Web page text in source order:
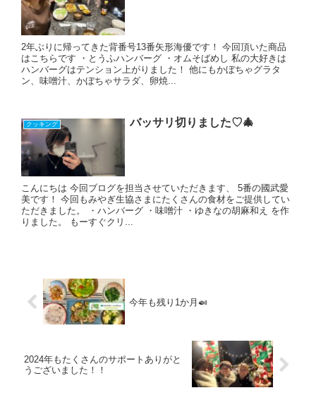
2年ぶりに帰ってきた背番号13番矢形海優です！ 今回頂いた商品
はこちらです ・とうふハンバーグ ・オムそばめし 私の大好きは
ハンバーグはテンション上がりました！ 他にもかぼちゃグラタ
ン、味噌汁、かぼちゃサラダ、卵焼...
クッキング バッサリ切りました♡🎄
こんにちは 今回ブログを担当させていただきます、 5番の國武愛
美です！ 今回もみやぎ生協さまにたくさんの食材をご提供してい
ただきました。 ・ハンバーグ ・味噌汁 ・ゆきなの胡麻和え を作
りました。 もーすぐクリ...
今年も残り1か月🍛
2024年もたくさんのサポートありがと
うございました！！